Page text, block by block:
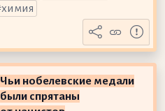
химия
Чьи нобелевские медали
были спрятаны